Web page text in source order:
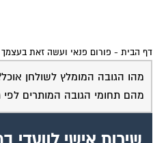
מהו הגובה המומלץ לשולחן
מהם תחומי הגובה המותרים לפי